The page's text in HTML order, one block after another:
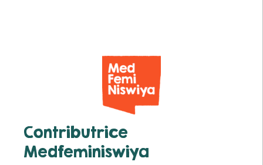
Contributrice
Medfeminiswiya